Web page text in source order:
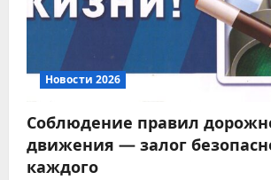
Новости 2026
Соблюдение правил
движения — залог
каждого